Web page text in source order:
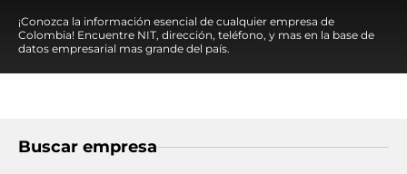
¡Conozca la información esencial de cualquier empresa de
Colombia! Encuentre NIT, dirección, teléfono, y mas en la base de
datos empresarial mas grande del país.
Buscar empresa